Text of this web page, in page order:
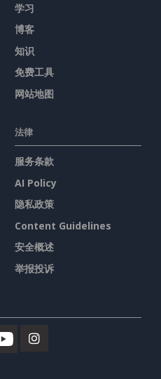
学习
博客
知识
免费工具
网站地图
法律
服务条款
AI Policy
隐私政策
Content Guidelines
安全概述
举报投诉